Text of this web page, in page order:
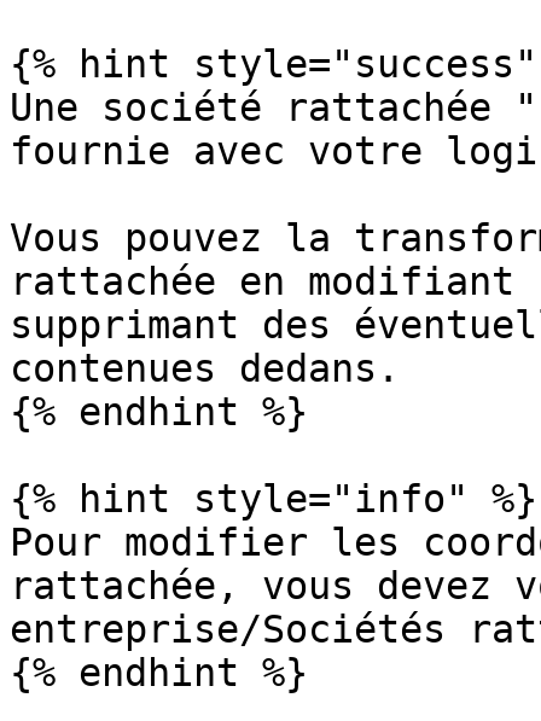
{% hint style="success"
Une société rattachée
fournie avec votre
Vous pouvez la
rattachée en modifiant
supprimant des
contenues dedans.
{% endhint %}
{% hint style="info" %}
Pour modifier les
rattachée, vous devez
entreprise/Sociétés
{% endhint %}